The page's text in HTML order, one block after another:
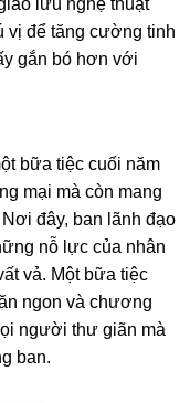
cuối năm là một nét
dịp để tri ân nhân
cơ hội cho các cấp
trọng hoặc trung
động giải trí phong
khí sôi động,
mắt vui vẻ hướng về
nghệ đặc sắc. Rất
lưu nghệ thuật
để tăng cường tinh
gắn bó hơn với